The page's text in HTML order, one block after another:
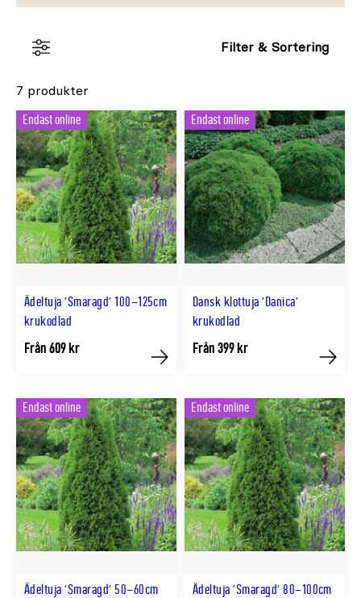
Filter & Sortering
7 produkter
Ädeltuja 'Smaragd' 100–125cm
krukodlad
Endast online
Från 609 kr
Köp
Dansk klottuja 'Danica'
krukodlad
Endast online
Från 399 kr
Köp
Ädeltuja 'Smaragd' 50–60cm
Endast online
Ädeltuja 'Smaragd' 80–100cm
Endast online